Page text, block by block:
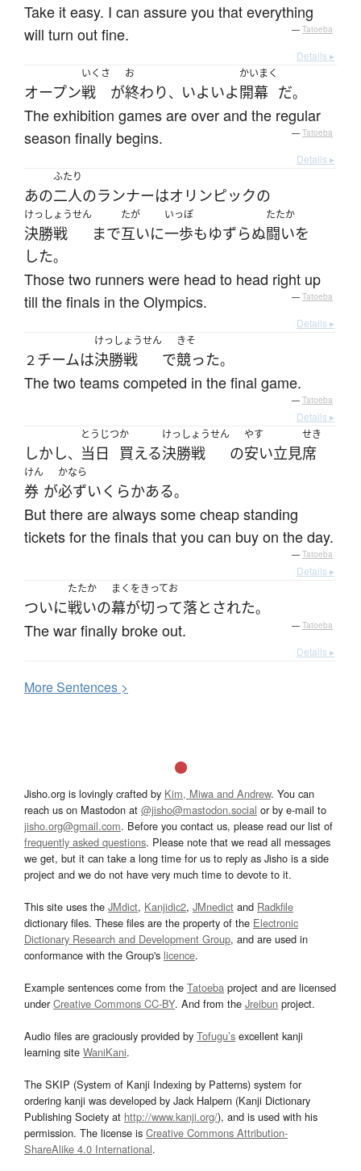
Take it easy. I can assure you that everything
will turn out fine.
— Tatoeba
Details ▸
オープン
いくさ
戦 が
お
終わり、 いよいよ
かいまく
開幕 だ。
The exhibition games are over and the regular
season finally begins.
— Tatoeba
Details ▸
あの
ふたり
二人のランナーはオリンピックの
けっしょうせん
決勝戦 まで
たが
互いに
いっぽ
一歩もゆずらぬ
たたか
闘いを
した。
Those two runners were head to head right up
till the finals in the Olympics.
— Tatoeba
Details ▸
２チームは
けっしょうせん
決勝戦 で
きそ
競った。
The two teams competed in the final game.
— Tatoeba
Details ▸
しかし、
とうじつ
当日
か
買える
けっしょうせん
決勝戦 の
やす
安い立見
せき
席
けん
券 が
かなら
必ずいくらかある。
But there are always some cheap standing
tickets for the finals that you can buy on the day.
— Tatoeba
Details ▸
ついに
たたか
戦いの
まくをきってお
幕が切って落とされた。
The war finally broke out. — Tatoeba
Details ▸
MoreSentences >
Jisho.org is lovingly crafted by Kim, Miwa and Andrew. You can
reach us on Mastodon at @jisho@mastodon.social or by e-mail to
jisho.org@gmail.com. Before you contact us, please read our list of
frequently asked questions. Please note that we read all messages
we get, but it can take a long time for us to reply as Jisho is a side
project and we do not have very much time to devote to it.
This site uses the JMdict, Kanjidic2, JMnedict and Radkfile
dictionary files. These files are the property of the Electronic
Dictionary Research and Development Group, and are used in
conformance with the Group's licence.
Example sentences come from the Tatoeba project and are licensed
underCreative Commons CC-BY. And from the Jreibun project.
Audio files are graciously provided by Tofugu’s excellent kanji
learning site WaniKani.
The SKIP (System of Kanji Indexing by Patterns) system for
ordering kanji was developed by Jack Halpern (Kanji Dictionary
Publishing Society at http://www.kanji.org/), and is used with his
permission. The license is Creative Commons Attribution-
ShareAlike 4.0 International.